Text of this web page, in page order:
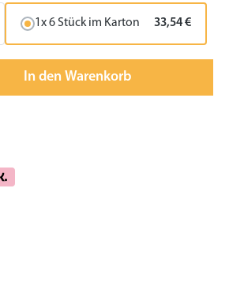
1x 6 Stück im Karton 33,54 €
gewünschten Wert
In den Warenkorb